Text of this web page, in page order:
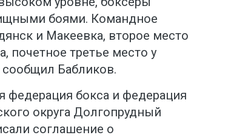
боями. Командное
и Макеевка, второе место
почетное третье место у
Бабликов.
федерация бокса и федерация
округа Долгопрудный
соглашение о